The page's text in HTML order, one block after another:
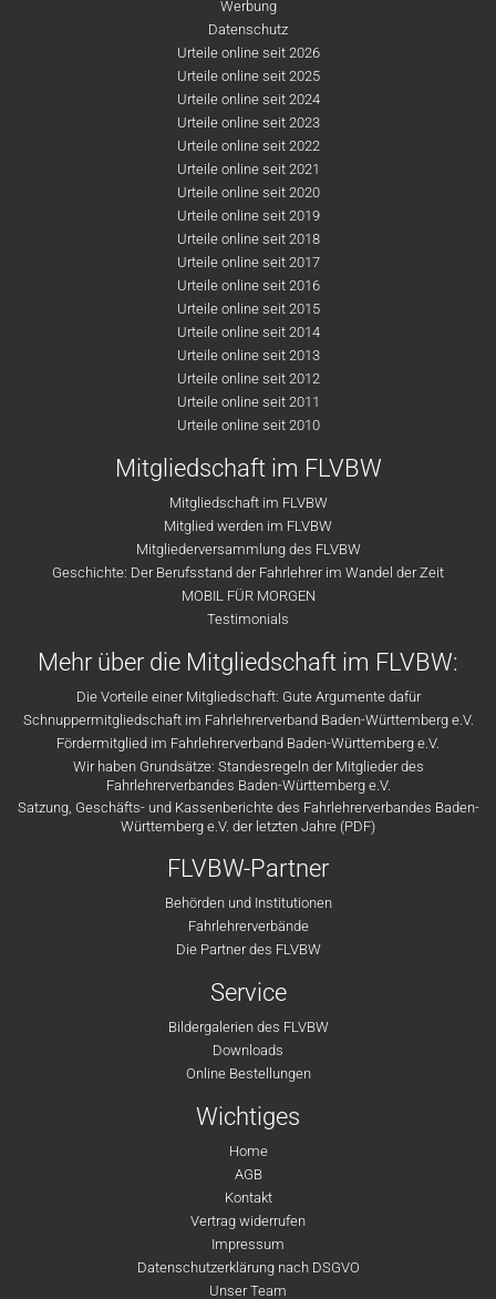
Werbung
Datenschutz
Urteile online seit 2026
Urteile online seit 2025
Urteile online seit 2024
Urteile online seit 2023
Urteile online seit 2022
Urteile online seit 2021
Urteile online seit 2020
Urteile online seit 2019
Urteile online seit 2018
Urteile online seit 2017
Urteile online seit 2016
Urteile online seit 2015
Urteile online seit 2014
Urteile online seit 2013
Urteile online seit 2012
Urteile online seit 2011
Urteile online seit 2010
Mitgliedschaft im FLVBW
Mitgliedschaft im FLVBW
Mitglied werden im FLVBW
Mitgliederversammlung des FLVBW
Geschichte: Der Berufsstand der Fahrlehrer im Wandel der Zeit
MOBIL FÜR MORGEN
Testimonials
Mehr über die Mitgliedschaft im FLVBW:
Die Vorteile einer Mitgliedschaft: Gute Argumente dafür
Schnuppermitgliedschaft im Fahrlehrerverband Baden-Württemberg e.V.
Fördermitglied im Fahrlehrerverband Baden-Württemberg e.V.
Wir haben Grundsätze: Standesregeln der Mitglieder des
Fahrlehrerverbandes Baden-Württemberg e.V.
Satzung, Geschäfts- und Kassenberichte des Fahrlehrerverbandes Baden-
Württemberg e.V. der letzten Jahre (PDF)
FLVBW-Partner
Behörden und Institutionen
Fahrlehrerverbände
Die Partner des FLVBW
Service
Bildergalerien des FLVBW
Downloads
Online Bestellungen
Wichtiges
Home
AGB
Kontakt
Vertrag widerrufen
Impressum
Datenschutzerklärung nach DSGVO
Unser Team